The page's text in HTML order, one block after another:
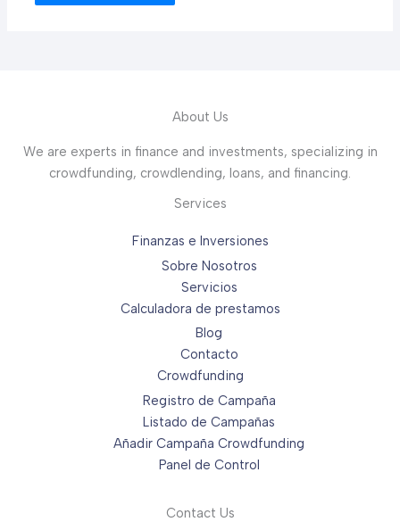
About Us
We are experts in finance and investments, specializing in
crowdfunding, crowdlending, loans, and financing.
Services
Finanzas e Inversiones
Sobre Nosotros
Servicios
Calculadora de prestamos
Blog
Contacto
Crowdfunding
Registro de Campaña
Listado de Campañas
Añadir Campaña Crowdfunding
Panel de Control
Contact Us